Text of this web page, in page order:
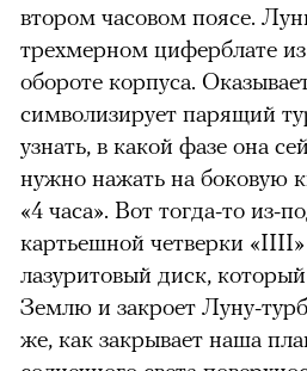
втором часовом поясе.
трехмерном циферблате
обороте корпуса.
символизирует парящий
узнать, в какой фазе она
нужно нажать на боковую
«4 часа». Вот тогда-то из-
картьешной четверки
лазуритовый диск,
Землю и закроет Луну-
же, как закрывает наша